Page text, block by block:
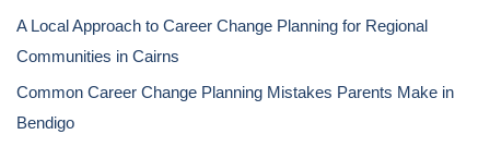
A Local Approach to Career Change Planning for Regional
Communities in Cairns
Common Career Change Planning Mistakes Parents Make in
Bendigo